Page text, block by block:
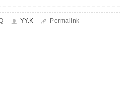
YY.K Permalink